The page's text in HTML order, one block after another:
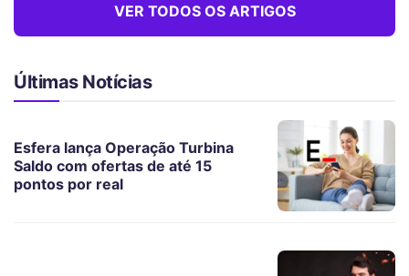
VER TODOS OS ARTIGOS
Últimas Notícias
Esfera lança Operação Turbina
Saldo com ofertas de até 15
pontos por real